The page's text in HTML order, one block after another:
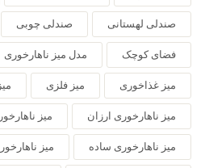
صندلی لهستانی صندلی چوبی
فضای کوچک مدل میز ناهارخوری
میز غذاخوری میز فلزی
میز ناهارخوری ارزان میز
میز ناهارخوری ساده میز